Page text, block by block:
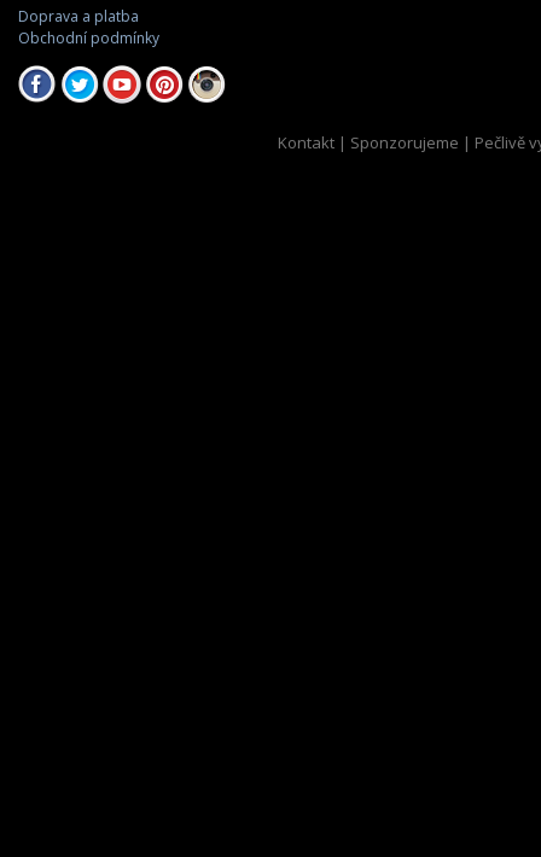
Doprava a platba
Obchodní podmínky
Kontakt | Sponzorujeme | Pečlivě